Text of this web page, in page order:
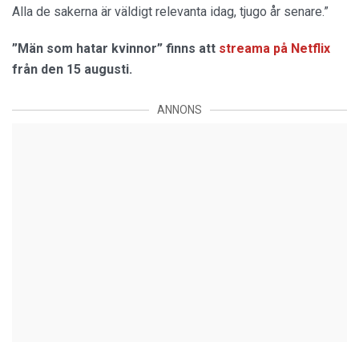
Alla de sakerna är väldigt relevanta idag, tjugo år senare.”
”Män som hatar kvinnor” finns att streama på Netflix
från den 15 augusti.
ANNONS